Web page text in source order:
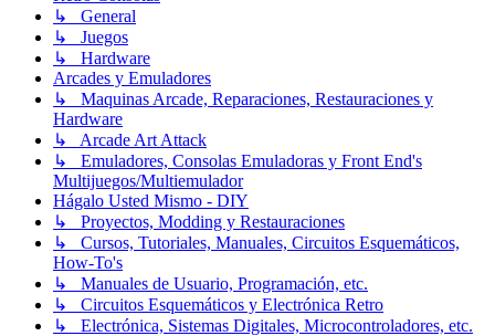
↳ General
↳ Juegos
↳ Hardware
Arcades y Emuladores
↳ Maquinas Arcade, Reparaciones, Restauraciones y
Hardware
↳ Arcade Art Attack
↳ Emuladores, Consolas Emuladoras y Front End's
Multijuegos/Multiemulador
Hágalo Usted Mismo - DIY
↳ Proyectos, Modding y Restauraciones
↳ Cursos, Tutoriales, Manuales, Circuitos Esquemáticos,
How-To's
↳ Manuales de Usuario, Programación, etc.
↳ Circuitos Esquemáticos y Electrónica Retro
↳ Electrónica, Sistemas Digitales, Microcontroladores, etc.